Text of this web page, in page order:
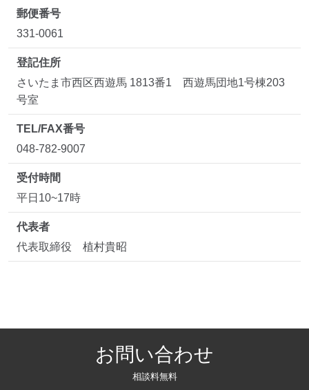
郵便番号
331-0061
登記住所
さいたま市西区西遊馬 1813番1 西遊馬団地1号棟203
号室
TEL/FAX番号
048-782-9007
受付時間
平日10~17時
代表者
代表取締役 植村貴昭
お問い合わせ
相談料無料